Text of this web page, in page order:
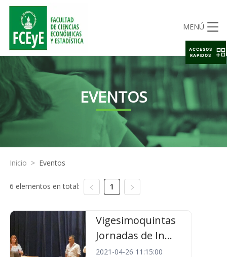
MENÚ
EVENTOS
Inicio > Eventos
6 elementos en total: 1
Vigesimoquintas
Jornadas de In...
2021-04-26 11:15:00
ACCESOS
RAPIDOS